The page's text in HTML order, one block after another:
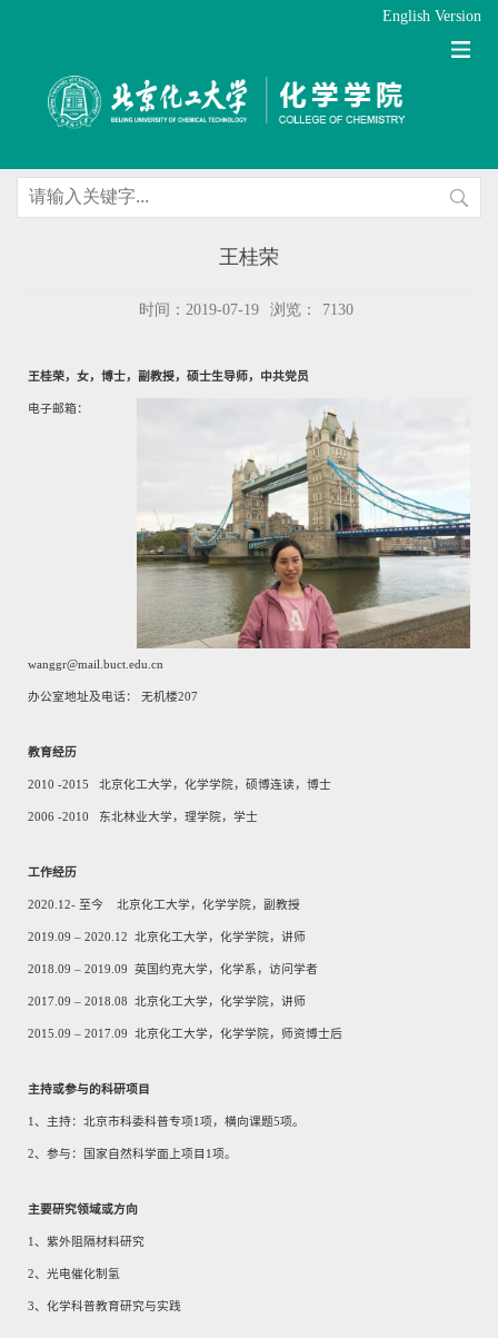
English Version
王桂荣
时间：2019-07-19 浏览： 7130
王桂荣，女，博士，副教授，硕士生导师，中共党员
电子邮箱：
wanggr@mail.buct.edu.cn
办公室地址及电话： 无机楼207
教育经历
2010 -2015 北京化工大学，化学学院，硕博连读，博士
2006 -2010 东北林业大学，理学院，学士
工作经历
2020.12- 至今 北京化工大学，化学学院，副教授
2019.09 – 2020.12 北京化工大学，化学学院，讲师
2018.09 – 2019.09 英国约克大学，化学系，访问学者
2017.09 – 2018.08 北京化工大学，化学学院，讲师
2015.09 – 2017.09 北京化工大学，化学学院，师资博士后
主持或参与的科研项目
1、主持：北京市科委科普专项1项，横向课题5项。
2、参与：国家自然科学面上项目 1项。
主要研究领域或方向
1、 紫外阻隔材料研究
2、 光电催化制氢
3、化学科普教育研究与实践